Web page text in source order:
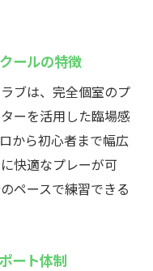
ールの特徴
ブは、完全個室のプ
ーを活用した臨場感
から初心者まで幅広
快適なプレーが可
ペースで練習できる
ート体制